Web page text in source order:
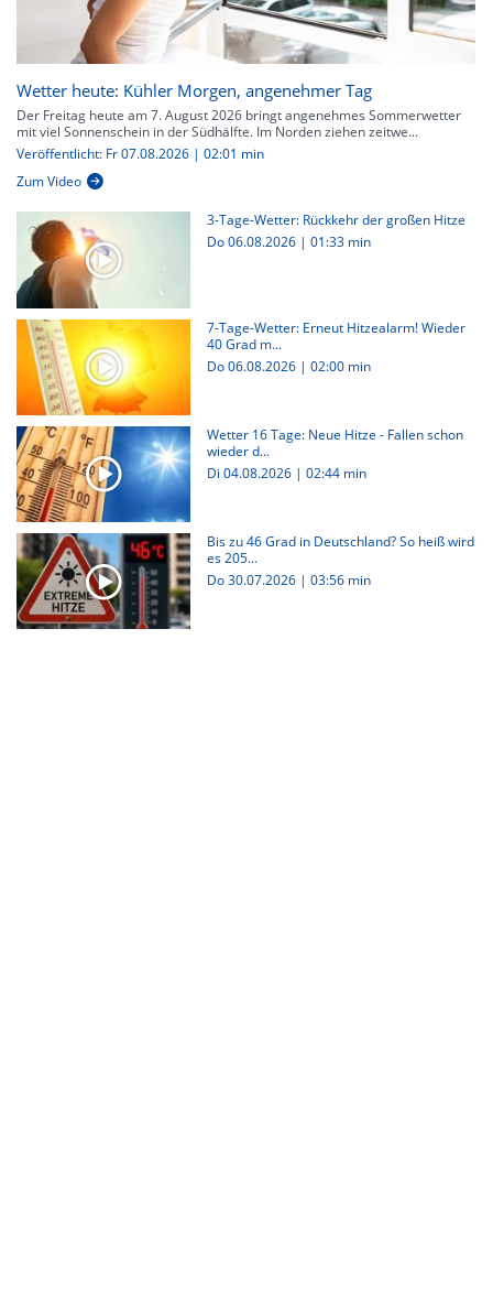
Wetter heute: Kühler Morgen, angenehmer Tag
Der Freitag heute am 7. August 2026 bringt angenehmes Sommerwetter
mit viel Sonnenschein in der Südhälfte. Im Norden ziehen zeitwe...
Veröffentlicht: Fr 07.08.2026 | 02:01 min
Zum Video
3-Tage-Wetter: Rückkehr der großen Hitze
Do 06.08.2026 | 01:33 min
7-Tage-Wetter: Erneut Hitzealarm! Wieder
40 Grad m...
Do 06.08.2026 | 02:00 min
Wetter 16 Tage: Neue Hitze - Fallen schon
wieder d...
Di 04.08.2026 | 02:44 min
Bis zu 46 Grad in Deutschland? So heiß wird
es 205...
Do 30.07.2026 | 03:56 min